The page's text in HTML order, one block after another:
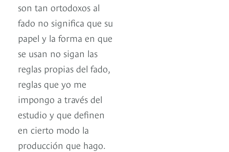
son tan ortodoxos al
fado no significa que su
papel y la forma en que
se usan no sigan las
reglas propias del fado,
reglas que yo me
impongo a través del
estudio y que definen
en cierto modo la
producción que hago.